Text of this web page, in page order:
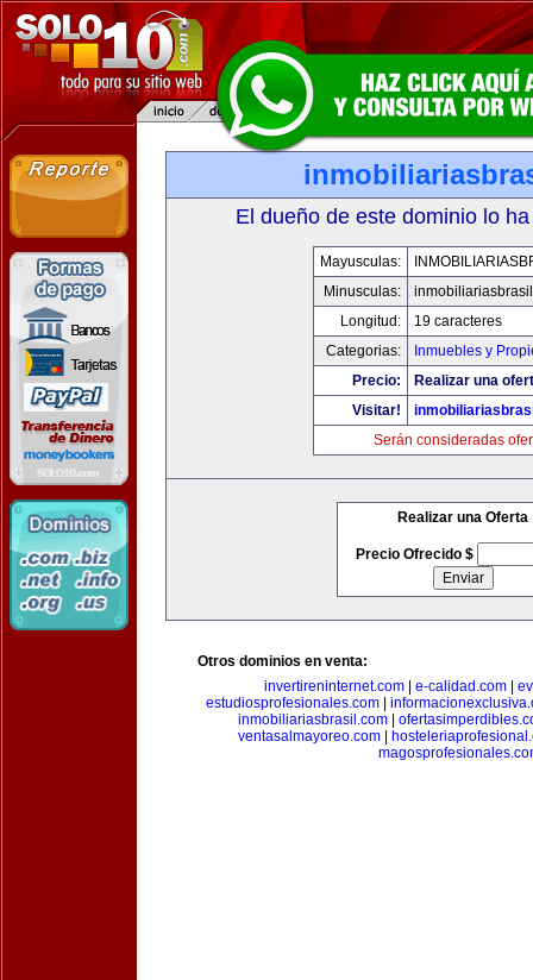
El dueño de este dominio lo
Mayusculas:
Minusculas:
Longitud:
19 caracteres
Categorias:
Inmuebles y
Precio:
Realizar una
Visitar!
Serán consideradas
Realizar una Oferta
Precio Ofrecido $
Otros dominios en venta:
invertireninternet.com| e-calidad.com|
estudiosprofesionales.com|
inmobiliariasbrasil.com
ventasalmayoreo.com